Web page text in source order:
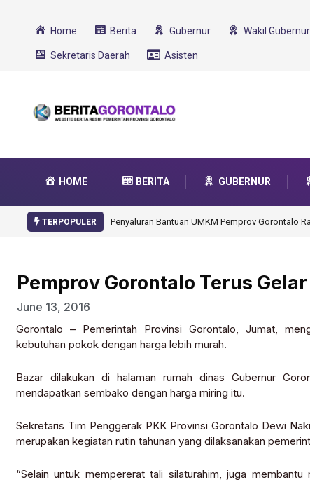
Home Berita Gubernur Wakil Gubernur
Sekretaris Daerah Asisten
HOME BERITA GUBERNUR
TERPOPULER Gorontalo Ikut Dukung Program SMA Unggul
Pemprov Gorontalo Terus
June 13, 2016
Gorontalo – Pemerintah Provinsi Gorontalo, Jumat,
kebutuhan pokok dengan harga lebih murah.
Bazar dilakukan di halaman rumah dinas Gubernur
mendapatkan sembako dengan harga miring itu.
Sekretaris Tim Penggerak PKK Provinsi Gorontalo Dewi
merupakan kegiatan rutin tahunan yang dilaksanakan
“Selain untuk mempererat tali silaturahim, juga